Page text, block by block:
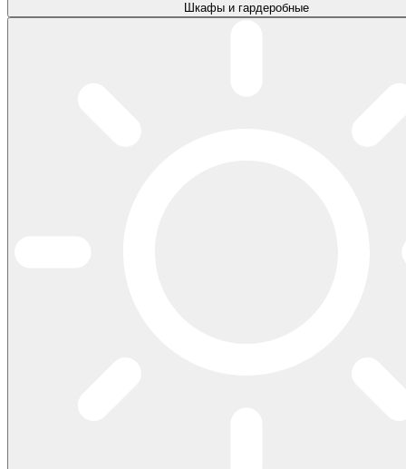
Шкафы и гардеробные